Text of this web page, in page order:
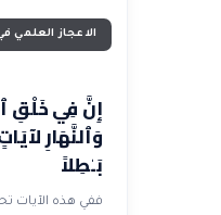
الاعجاز العلمي
إِنَّ فِي خَلْقِ
وَٱلنَّهَارِ
بَـٰطِلاً
ففي هذه الآيات